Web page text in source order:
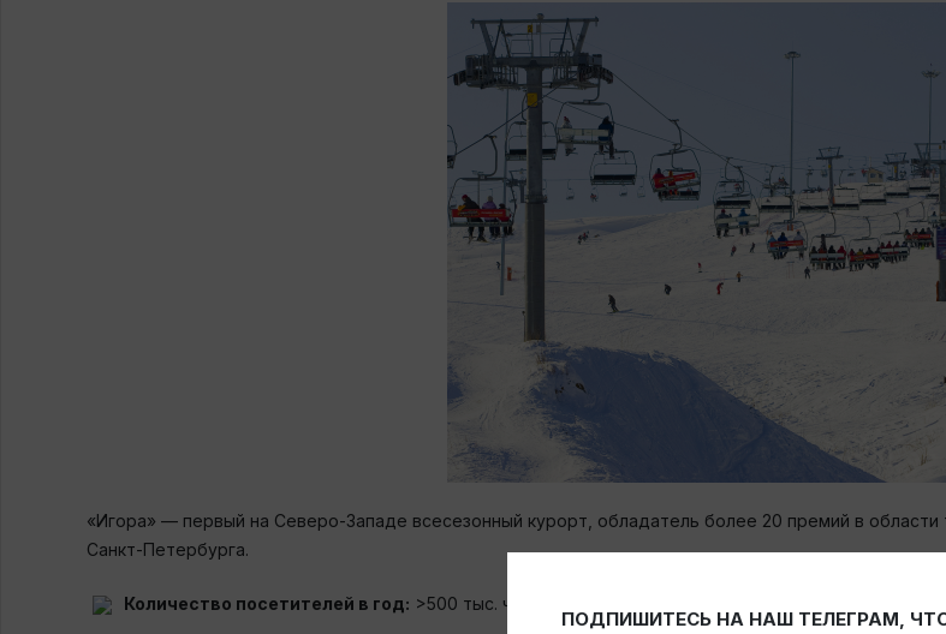
«Игора» — первый на Северо-Западе всесезонный курорт, обладатель более 20 премий в
Санкт-Петербурга.
Количество посетителей в год: >500 тыс. чел.
ПОДПИШИТЕСЬ НА НАШ ТЕЛЕГРАМ,